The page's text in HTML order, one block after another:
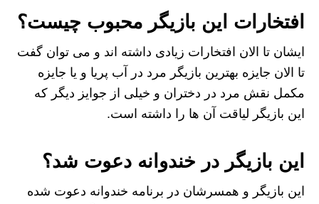
افتخارات این بازیگر محبوب چیست؟
ایشان تا الان افتخارات زیادی داشته اند و می توان گفت
تا الان جایزه بهترین بازیگر مرد در آب پریا و یا جایزه
مکمل نقش مرد در دختران و خیلی از جوایز دیگر که
این بازیگر لیاقت آن ها را داشته است.
این بازیگر در خندوانه دعوت شد؟
این بازیگر و همسرشان در برنامه خندوانه دعوت شده